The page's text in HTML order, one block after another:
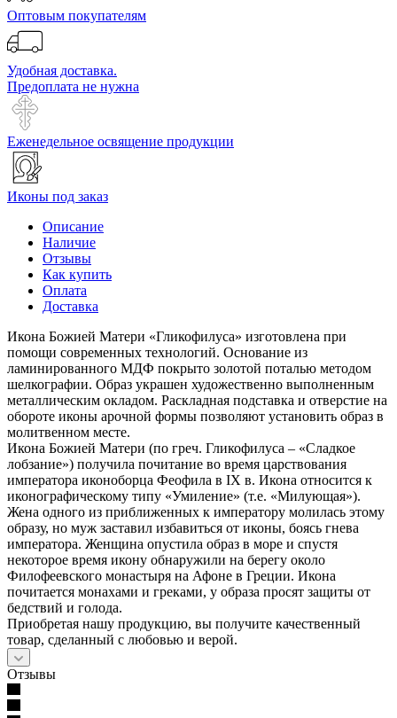
Оптовым покупателям
Удобная доставка.
Предоплата не нужна
Еженедельное освящение продукции
Иконы под заказ
Описание
Наличие
Отзывы
Как купить
Оплата
Доставка
Икона Божией Матери «Гликофилуса» изготовлена при
помощи современных технологий. Основание из
ламинированного МДФ покрыто золотой поталью методом
шелкографии. Образ украшен художественно выполненным
металлическим окладом. Раскладная подставка и отверстие на
обороте иконы арочной формы позволяют установить образ в
молитвенном месте.
Икона Божией Матери (по греч. Гликофилуса – «Сладкое
лобзание») получила почитание во время царствования
императора иконоборца Феофила в IX в. Икона относится к
иконографическому типу «Умиление» (т.е. «Милующая»).
Жена одного из приближенных к императору молилась этому
образу, но муж заставил избавиться от иконы, боясь гнева
императора. Женщина опустила образ в море и спустя
некоторое время икону обнаружили на берегу около
Филофеевского монастыря на Афоне в Греции. Икона
почитается монахами и греками, у образа просят защиты от
бедствий и голода.
Приобретая нашу продукцию, вы получите качественный
товар, сделанный с любовью и верой.
Отзывы